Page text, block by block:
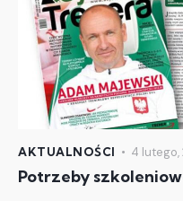
AKTUALNOŚCI 4 lutego,
Potrzeby